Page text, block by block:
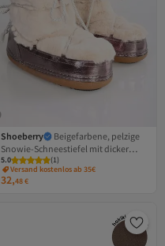
Shoeberry
Beigefarbene, pelzige
Snowie-Schneestiefel mit dicker
Sohle für Damen
5.0 (1)
Versand kostenlos ab 35€
32,48€